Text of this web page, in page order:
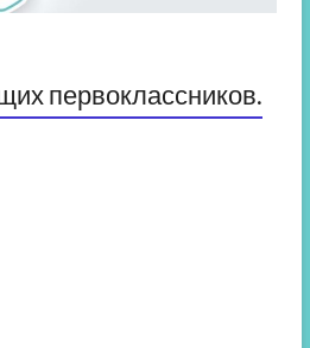
первоклассников.